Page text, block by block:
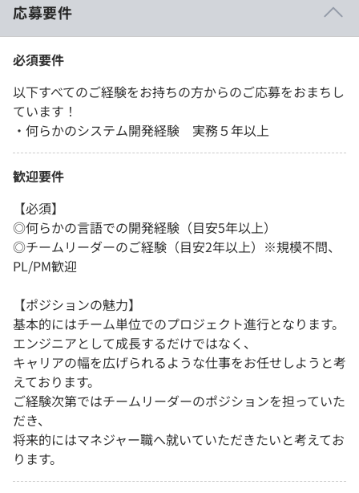
応募要件
必須要件
以下すべてのご経験をお持ちの方からのご応募をおまちし
ています！
・何らかのシステム開発経験 実務５年以上
歓迎要件
【必須】
◎何らかの言語での開発経験（目安5年以上）
◎チームリーダーのご経験（目安2年以上）※規模不問、
PL/PM歓迎
【ポジションの魅力】
基本的にはチーム単位でのプロジェクト進行となります。
エンジニアとして成長するだけではなく、
キャリアの幅を広げられるような仕事をお任せしようと考
えております。
ご経験次第ではチームリーダーのポジションを担っていた
だき、
将来的にはマネジャー職へ就いていただきたいと考えてお
ります。